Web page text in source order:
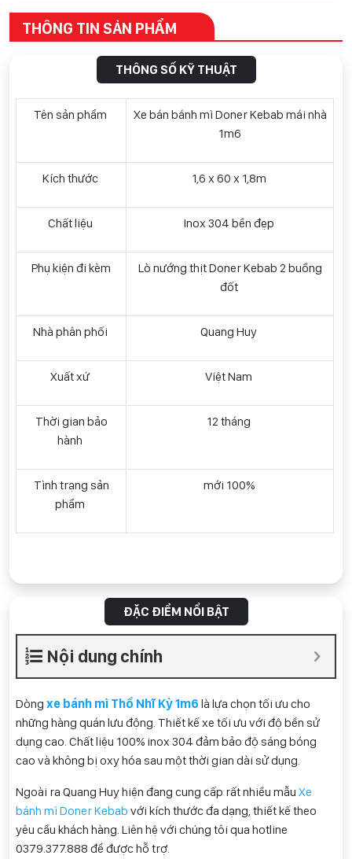
THÔNG TIN SẢN PHẨM
THÔNG SỐ KỸ THUẬT
Tên sản phẩm
Xe bán bánh mì Doner Kebab mái nhà
1m6
Kích thước 1,6 x 60 x 1,8m
Chất liệu Inox 304 bền đẹp
Phụ kiện đi kèm
Lò nướng thịt Doner Kebab 2 buồng
đốt
Nhà phân phối Quang Huy
Xuất xứ Việt Nam
Thời gian bảo
hành
12 tháng
Tình trạng sản
phẩm
mới 100%
ĐẶC ĐIỂM NỔI BẬT
Nội dung chính
Dòng xe bánh mì Thổ Nhĩ Kỳ 1m6 là lựa chọn tối ưu cho
những hàng quán lưu động. Thiết kế xe tối ưu với độ bền sử
dụng cao. Chất liệu 100% inox 304 đảm bảo độ sáng bóng
cao và không bị oxy hóa sau một thời gian dài sử dụng.
Ngoài ra Quang Huy hiện đang cung cấp rất nhiều mẫu Xe
bánh mì Doner Kebab với kích thước đa dạng, thiết kế theo
yêu cầu khách hàng. Liên hệ với chúng tôi qua hotline
0379.377.888 để được hỗ trợ.